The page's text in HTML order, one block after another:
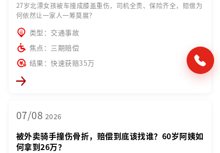
27岁北漂女孩被车撞成膝盖重伤，司机全责、保险齐全，赔偿为
何依然让一家人一筹莫展？
类型：交通事故
焦点：三期赔偿
结果：快速获赔35万
07/08 2026
被外卖骑手撞伤骨折，赔偿到底该找谁？60岁阿姨如
何拿到26万？